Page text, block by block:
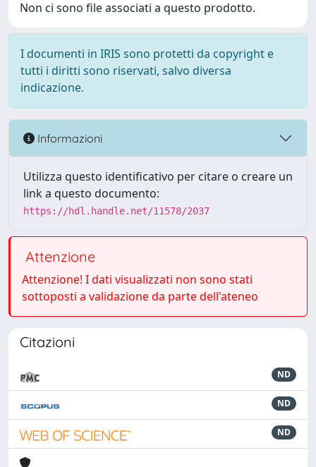
Non ci sono file associati a questo prodotto.
I documenti in IRIS sono protetti da copyright e
tutti i diritti sono riservati, salvo diversa
indicazione.
Informazioni
Utilizza questo identificativo per citare o creare un
link a questo documento:
https://hdl.handle.net/11578/2037
Attenzione
Attenzione! I dati visualizzati non sono stati
sottoposti a validazione da parte dell'ateneo
Citazioni
ND
ND
ND